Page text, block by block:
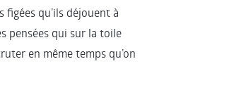
qu’ils déjouent à
pensées qui sur la toile
en même temps qu’on